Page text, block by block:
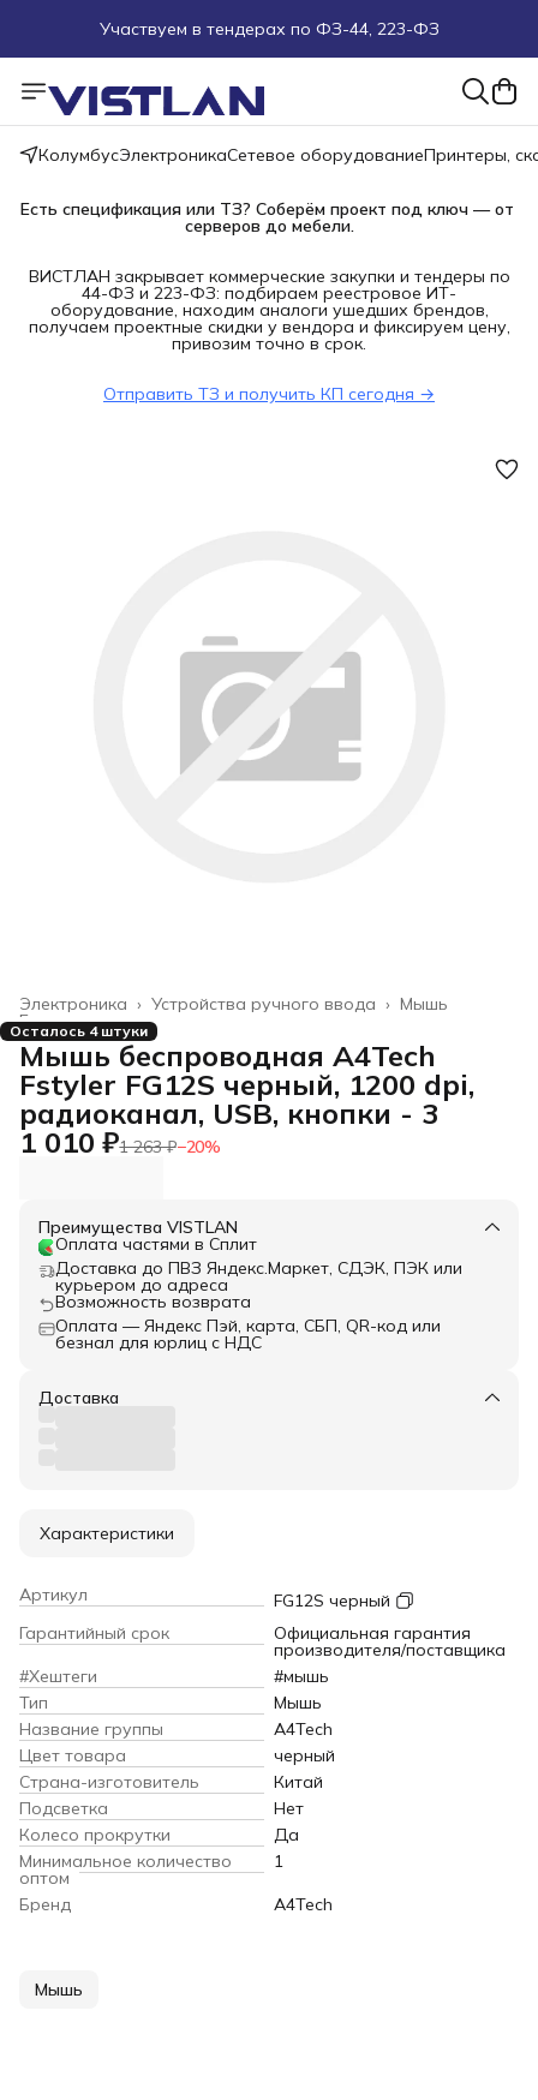
Участвуем в тендерах по ФЗ-44, 223-ФЗ
Пуско-наладочные работы
КолумбусЭлектроникаСетевое оборудованиеПринтеры,
Есть спецификация или ТЗ? Соберём проект под ключ — от
серверов до мебели.
ВИСТЛАН закрывает коммерческие закупки и тендеры по
44-ФЗ и 223-ФЗ: подбираем реестровое ИТ-
оборудование, находим аналоги ушедших брендов,
получаем проектные скидки у вендора и фиксируем цену,
привозим точно в срок.
Отправить ТЗ и получить КП сегодня →
Мышь
Устройства ручного ввода ›
Электроника ›
Главная ›
Осталось 4 штуки
Мышь беспроводная A4Tech
Fstyler FG12S черный, 1200 dpi,
радиоканал, USB, кнопки - 3
1 010 ₽1 263 ₽−20%
Преимущества VISTLAN
Оплата частями в Сплит
Доставка до ПВЗ Яндекс.Маркет, СДЭК, ПЭК или
курьером до адреса
Возможность возврата
Оплата — Яндекс Пэй, карта, СБП, QR-код или
безнал для юрлиц с НДС
Доставка
Характеристики
Артикул
FG12S черный
Гарантийный срок
Официальная гарантия
производителя/поставщика
#Хештеги
#мышь
Тип
Мышь
Название группы
A4Tech
Цвет товара
черный
Страна-изготовитель
Китай
Подсветка
Нет
Колесо прокрутки
Да
Минимальное количество
оптом
1
Бренд
A4Tech
Мышь